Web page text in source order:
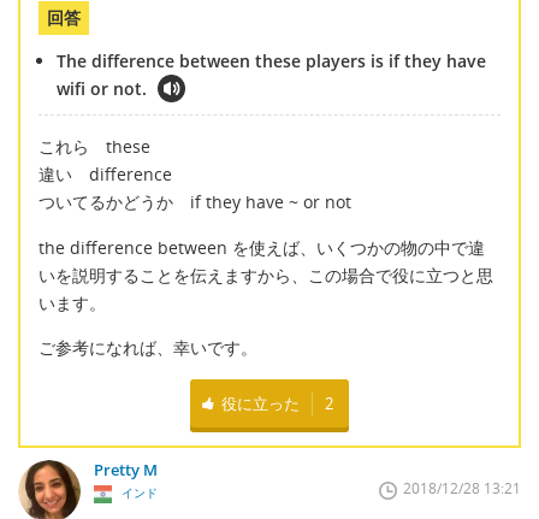
回答
The difference between these players is if they have
wifi or not.
これら these
違い difference
ついてるかどうか if they have ~ or not
the difference between を使えば、いくつかの物の中で違
いを説明することを伝えますから、この場合で役に立つと思
います。
ご参考になれば、幸いです。
役に立った 2
Pretty M
インド 2018/12/28 13:21